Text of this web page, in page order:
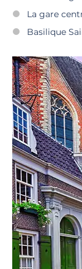
La gare
Basilique